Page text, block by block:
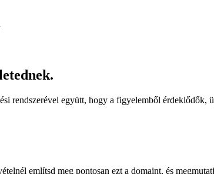
rendszerével együtt, hogy a figyelemből érdeklődők,
említsd meg pontosan ezt a domaint, és